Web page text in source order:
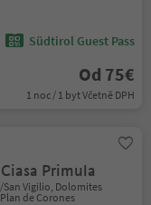
Südtirol Guest Pass
Od 75€
1 noc / 1 byt Včetně DPH
Primula
San Vigilio, Dolomites
de Corones